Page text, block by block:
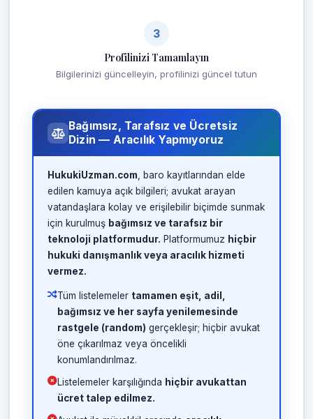
3
Profilinizi Tamamlayın
Bilgilerinizi güncelleyin, profilinizi güncel tutun
Bağımsız, Tarafsız ve Ücretsiz
Dizin — Aracılık Yapmıyoruz
HukukiUzman.com , baro kayıtlarından elde
edilen kamuya açık bilgileri; avukat arayan
vatandaşlara kolay ve erişilebilir biçimde sunmak
için kurulmuş bağımsız ve tarafsız bir
teknoloji platformudur. Platformumuz hiçbir
hukuki danışmanlık veya aracılık hizmeti
vermez.
Tüm listelemeler tamamen eşit, adil,
bağımsız ve her sayfa yenilemesinde
rastgele (random) gerçekleşir; hiçbir avukat
öne çıkarılmaz veya öncelikli
konumlandırılmaz.
Listelemeler karşılığında hiçbir avukattan
ücret talep edilmez.